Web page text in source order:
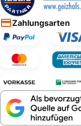
Zahlungsarten